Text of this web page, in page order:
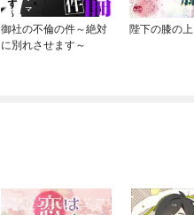
御社の不倫の件～絶対
に別れさせます～
陛下の膝の上